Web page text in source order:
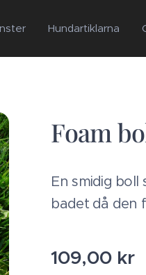
Hundartiklarna
Foam
En smidig boll
badet då den
109,00 kr